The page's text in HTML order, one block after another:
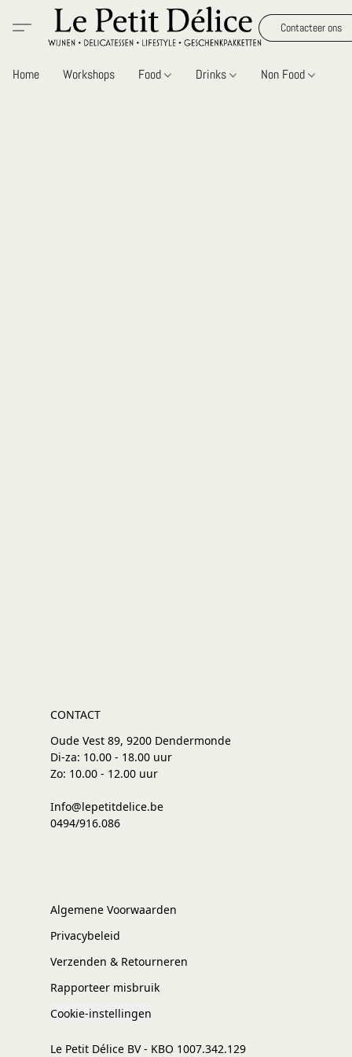
Contacteer ons
Home Workshops Food Drinks Non Food
CONTACT
Oude Vest 89, 9200 Dendermonde
Di-za: 10.00 - 18.00 uur
Zo: 10.00 - 12.00 uur
Info@lepetitdelice.be
0494/916.086
Algemene Voorwaarden
Privacybeleid
Verzenden & Retourneren
Rapporteer misbruik
Cookie-instellingen
Le Petit Délice BV - KBO 1007.342.129